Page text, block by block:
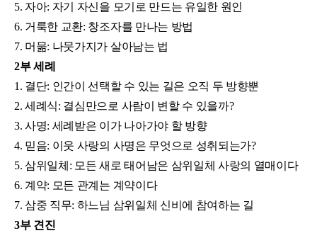
5. 자아: 자기 자신을 모기로 만드는 유일한 원인
6. 거룩한 교환: 창조자를 만나는 방법
7. 머묾: 나뭇가지가 살아남는 법
2부 세례
1. 결단: 인간이 선택할 수 있는 길은 오직 두 방향뿐
2. 세례식: 결심만으로 사람이 변할 수 있을까?
3. 사명: 세례받은 이가 나아가야 할 방향
4. 믿음: 이웃 사랑의 사명은 무엇으로 성취되는가?
5. 삼위일체: 모든 새로 태어남은 삼위일체 사랑의 열매이다
6. 계약: 모든 관계는 계약이다
7. 삼중 직무: 하느님 삼위일체 신비에 참여하는 길
3부 견진